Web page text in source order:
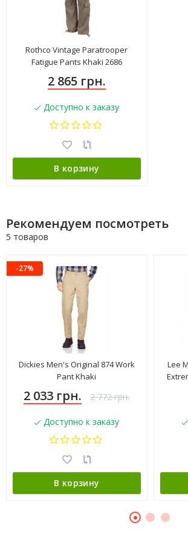
Rothco Vintage Paratrooper
Fatigue Pants Khaki 2686
2 865 грн.
Доступно к заказу
В корзину
Рекомендуем посмотреть
5 товаров
-27%
Dickies Men's Original 874 Work
Pant Khaki
2 033 грн. 2 772 грн.
Доступно к заказу
В корзину
Lee